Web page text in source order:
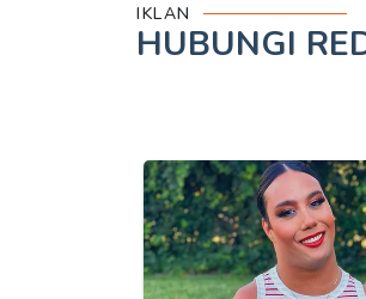
IKLAN
HUBUNGI